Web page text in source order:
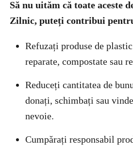
Să nu uităm că toate aceste
Zilnic, puteți contribui
Refuzați produse de
reparate, compostate sau
Reduceți cantitatea de
donați, schimbați sau
nevoie.
Cumpărați responsabil